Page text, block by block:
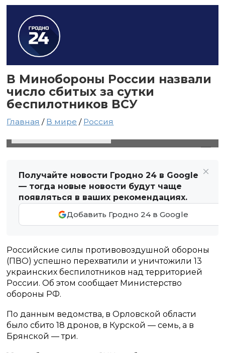
В Минобороны России назвали
число сбитых за сутки
беспилотников ВСУ
Главная / В мире / Россия
Получайте новости Гродно 24 в Google
— тогда новые новости будут чаще
появляться в ваших рекомендациях.
Добавить Гродно 24 в Google
Российские силы противовоздушной обороны
(ПВО) успешно перехватили и уничтожили 13
украинских беспилотников над территорией
России. Об этом сообщает Министерство
обороны РФ.
По данным ведомства, в Орловской области
было сбито 18 дронов, в Курской — семь, а в
Брянской — три.